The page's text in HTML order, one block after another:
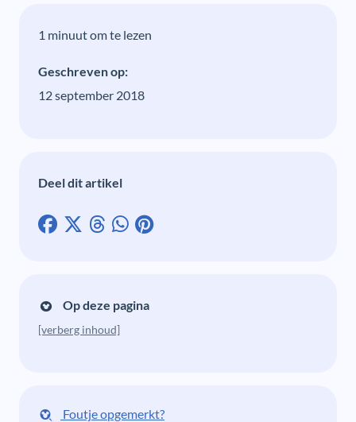
1 minuut om te lezen
Geschreven op:
12 september 2018
Deel dit artikel
Op deze pagina
[verberg inhoud]
Foutje opgemerkt?